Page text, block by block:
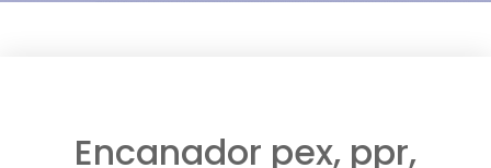
Encanador pex, ppr,